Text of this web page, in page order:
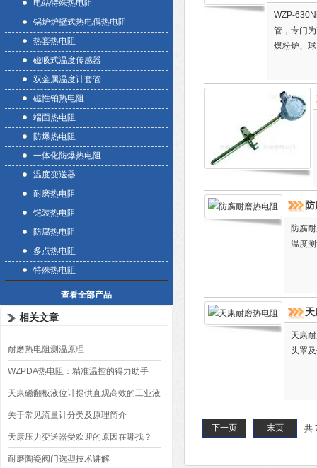
电站特殊热电阻
锅炉炉壁式热电偶热电阻
热套热电阻
磁吸式温度传感器
双金属温度计套管
磁性铂热电阻
端面热电阻
防爆热电阻
一体化防爆热电阻
温度变送器
耐磨热电阻
铠装热电阻
防腐热电阻
多点热电阻
特殊热电阻
查看全部产品
相关文章
耐磨热电阻测温原理
WZPDA热电阻：精准温控的得力助手
天康磁翻板液位计提供直观高效的工业液
位监控解决方案
关于常见流量计分类及原理简介
天康压力变送器受欢迎的原因在哪找？
耐磨陶瓷阀门选型技术讲解
WZP-
管，专门
煤粉炉、
防腐
温度
天康
头罩
共
下一页 末页